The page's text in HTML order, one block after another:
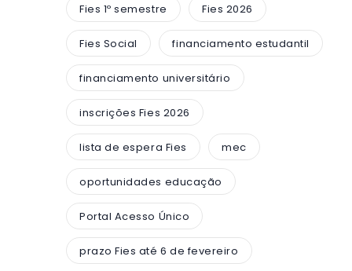
Fies 1º semestre Fies 2026
Fies Social financiamento estudantil
financiamento universitário
inscrições Fies 2026
lista de espera Fies mec
oportunidades educação
Portal Acesso Único
prazo Fies até 6 de fevereiro